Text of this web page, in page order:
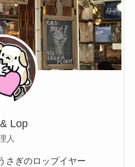
Lop
人
さぎのロップイヤー